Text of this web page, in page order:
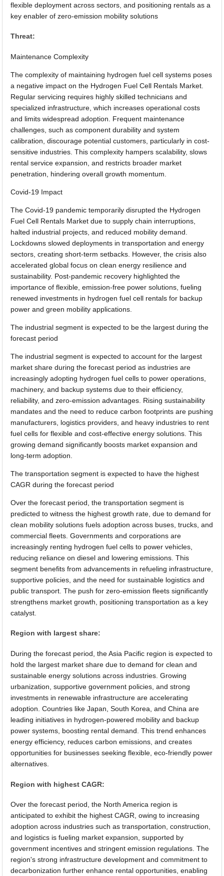
flexible deployment across sectors, and positioning rentals as a
key enabler of zero-emission mobility solutions
Threat:
Maintenance Complexity
The complexity of maintaining hydrogen fuel cell systems poses
a negative impact on the Hydrogen Fuel Cell Rentals Market.
Regular servicing requires highly skilled technicians and
specialized infrastructure, which increases operational costs
and limits widespread adoption. Frequent maintenance
challenges, such as component durability and system
calibration, discourage potential customers, particularly in cost-
sensitive industries. This complexity hampers scalability, slows
rental service expansion, and restricts broader market
penetration, hindering overall growth momentum.
Covid-19 Impact
The Covid-19 pandemic temporarily disrupted the Hydrogen
Fuel Cell Rentals Market due to supply chain interruptions,
halted industrial projects, and reduced mobility demand.
Lockdowns slowed deployments in transportation and energy
sectors, creating short-term setbacks. However, the crisis also
accelerated global focus on clean energy resilience and
sustainability. Post-pandemic recovery highlighted the
importance of flexible, emission-free power solutions, fueling
renewed investments in hydrogen fuel cell rentals for backup
power and green mobility applications.
The industrial segment is expected to be the largest during the
forecast period
The industrial segment is expected to account for the largest
market share during the forecast period as industries are
increasingly adopting hydrogen fuel cells to power operations,
machinery, and backup systems due to their efficiency,
reliability, and zero-emission advantages. Rising sustainability
mandates and the need to reduce carbon footprints are pushing
manufacturers, logistics providers, and heavy industries to rent
fuel cells for flexible and cost-effective energy solutions. This
growing demand significantly boosts market expansion and
long-term adoption.
The transportation segment is expected to have the highest
CAGR during the forecast period
Over the forecast period, the transportation segment is
predicted to witness the highest growth rate, due to demand for
clean mobility solutions fuels adoption across buses, trucks, and
commercial fleets. Governments and corporations are
increasingly renting hydrogen fuel cells to power vehicles,
reducing reliance on diesel and lowering emissions. This
segment benefits from advancements in refueling infrastructure,
supportive policies, and the need for sustainable logistics and
public transport. The push for zero-emission fleets significantly
strengthens market growth, positioning transportation as a key
catalyst.
Region with largest share:
During the forecast period, the Asia Pacific region is expected to
hold the largest market share due to demand for clean and
sustainable energy solutions across industries. Growing
urbanization, supportive government policies, and strong
investments in renewable infrastructure are accelerating
adoption. Countries like Japan, South Korea, and China are
leading initiatives in hydrogen-powered mobility and backup
power systems, boosting rental demand. This trend enhances
energy efficiency, reduces carbon emissions, and creates
opportunities for businesses seeking flexible, eco-friendly power
alternatives.
Region with highest CAGR:
Over the forecast period, the North America region is
anticipated to exhibit the highest CAGR, owing to increasing
adoption across industries such as transportation, construction,
and logistics is fueling market expansion, supported by
government incentives and stringent emission regulations. The
region's strong infrastructure development and commitment to
decarbonization further enhance rental opportunities, enabling